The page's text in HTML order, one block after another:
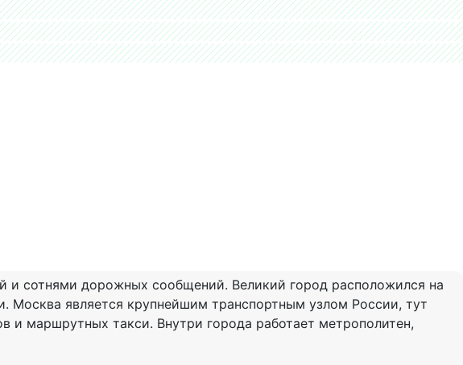
и сотнями дорожных сообщений. Великий город расположился на
Москва является крупнейшим транспортным узлом России, тут
и маршрутных такси. Внутри города работает метрополитен,